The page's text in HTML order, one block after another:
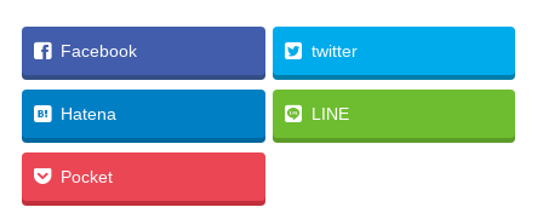
Facebook twitter
Hatena LINE
Pocket